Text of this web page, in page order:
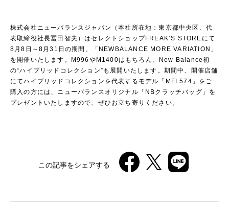
株式会社ニューバランスジャパン（本社所在地：東京都中央区、代
表取締役社長冨田智夫）はセレクトショップFREAK’S STOREにて
8月8日～8月31日の期間、「NEWBALANCE MORE VARIATION」
を開催いたします。M996やM1400はもちろん、New Balance初
の“ハイブリッドコレクション”も展開いたします。期間中、開催店舗
にてハイブリッドコレクションを代表するモデル「MFL574」をご
購入の方には、ニューバランスオリジナル「NBクラッチバッグ」を
プレゼントいたしますので、ぜひお立ち寄りください。
この記事をシェアする